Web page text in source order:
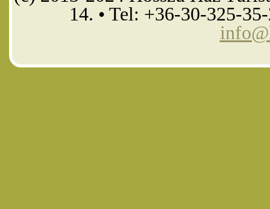
14. • Tel: +36-30-325-